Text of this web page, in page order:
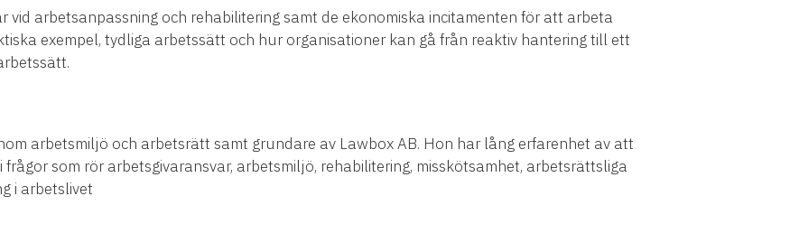
vid arbetsanpassning och rehabilitering samt de ekonomiska incitamenten för att arbeta
exempel, tydliga arbetssätt och hur organisationer kan gå från reaktiv hantering till ett
arbetsmiljö och arbetsrätt samt grundare av Lawbox AB. Hon har lång erfarenhet av att
som rör arbetsgivaransvar, arbetsmiljö, rehabilitering, misskötsamhet, arbetsrättsliga
i arbetslivet